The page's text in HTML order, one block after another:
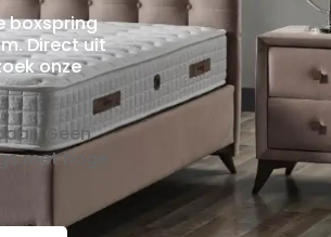
boxspring
Direct uit
onze
Geen
met hoge